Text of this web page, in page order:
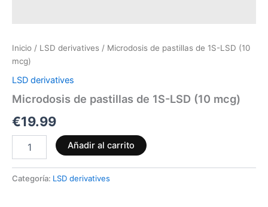
Inicio / LSD derivatives / Microdosis de pastillas de 1S-LSD (10
mcg)
LSD derivatives
Microdosis de pastillas de 1S-LSD (10 mcg)
€19.99
Añadir al carrito
Categoría: LSD derivatives